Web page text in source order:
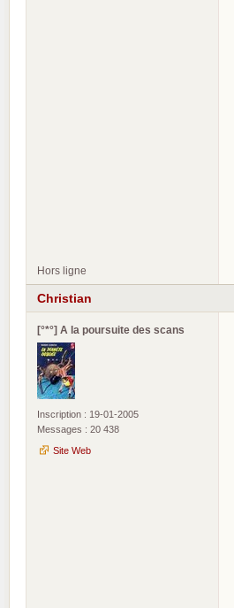
Hors ligne
Christian
[°*°] A la poursuite des scans
Inscription : 19-01-2005
Messages : 20 438
Site Web